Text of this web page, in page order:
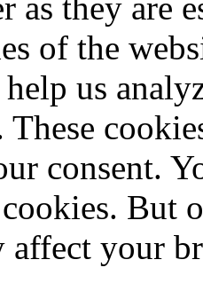
of the
us
These
consent.
But
affect your